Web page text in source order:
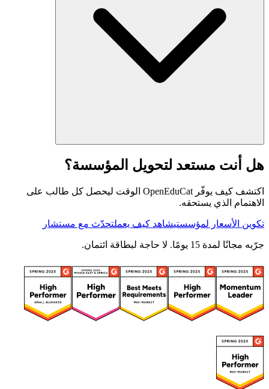
هل أنت مستعد لتحويل المؤسسة؟
اكتشف كيف يوفّر OpenEduCat الوقت ليحصل كل طالب على
الاهتمام الذي يستحقه.
تكوين الأسعار لمؤسستيشاهد كيف يعملتحدّث مع مستشار
جرّبه مجانًا لمدة 15 يومًا. لا حاجة لبطاقة ائتمان.